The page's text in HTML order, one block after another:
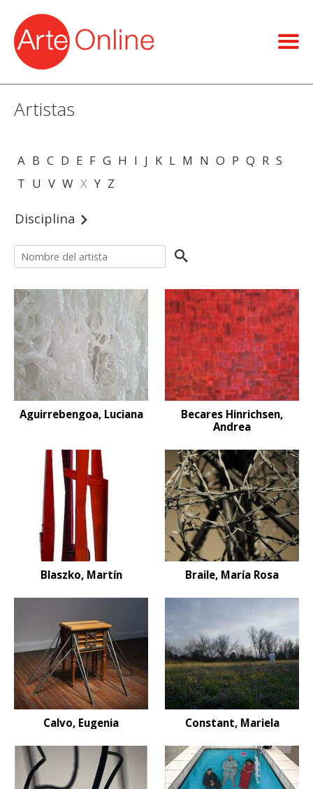
Artistas
A B C D E F G H I J K L M N O P Q R S
T U V W X Y Z
Disciplina
Aguirrebengoa, Luciana
Becares Hinrichsen,
Andrea
Blaszko, Martín Braile, María Rosa
Calvo, Eugenia Constant, Mariela